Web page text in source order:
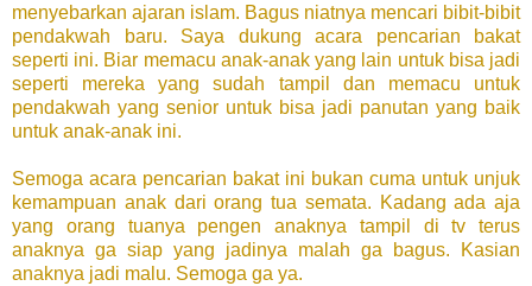
menyebarkan ajaran islam. Bagus niatnya mencari bibit-bibit
pendakwah baru. Saya dukung acara pencarian bakat
seperti ini. Biar memacu anak-anak yang lain untuk bisa jadi
seperti mereka yang sudah tampil dan memacu untuk
pendakwah yang senior untuk bisa jadi panutan yang baik
untuk anak-anak ini.
Semoga acara pencarian bakat ini bukan cuma untuk unjuk
kemampuan anak dari orang tua semata. Kadang ada aja
yang orang tuanya pengen anaknya tampil di tv terus
anaknya ga siap yang jadinya malah ga bagus. Kasian
anaknya jadi malu. Semoga ga ya.